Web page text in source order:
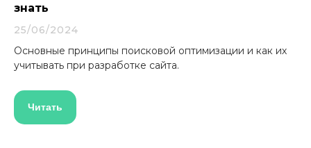
знать
25/06/2024
Основные принципы поисковой оптимизации и как их
учитывать при разработке сайта.
Читать